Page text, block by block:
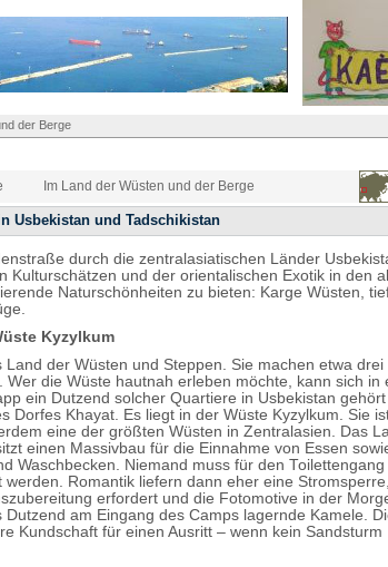
der Berge
Im Land der Wüsten und der Berge
Usbekistan und Tadschikistan
durch die zentralasiatischen Länder
Kulturschätzen und der orientalischen Exotik in den
Naturschönheiten zu bieten: Karge Wüsten,
Kyzylkum
Land der Wüsten und Steppen. Sie machen etwa drei
Wer die Wüste hautnah erleben möchte, kann sich in
ein Dutzend solcher Quartiere in Usbekistan
Dorfes Khayat. Es liegt in der Wüste Kyzylkum. Sie
eine der größten Wüsten in Zentralasien. Das
einen Massivbau für die Einnahme von Essen
Waschbecken. Niemand muss für den
Romantik liefern dann eher eine
erfordert und die Fotomotive in der
am Eingang des Camps lagernde Kamele.
Kundschaft für einen Ausritt – wenn kein Sandsturm